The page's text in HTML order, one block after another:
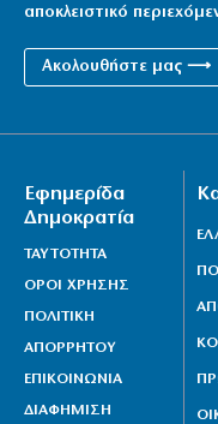
αποκλειστικό
Ακολουθήστε μας ⟶
Εφημερίδα
Δημοκρατία
ΤΑΥΤΟΤΗΤΑ
ΟΡΟΙ ΧΡΗΣΗΣ
ΠΟΛΙΤΙΚΗ
ΑΠΟΡΡΗΤΟΥ
ΕΠΙΚΟΙΝΩΝΙΑ
ΔΙΑΦΗΜΙΣΗ